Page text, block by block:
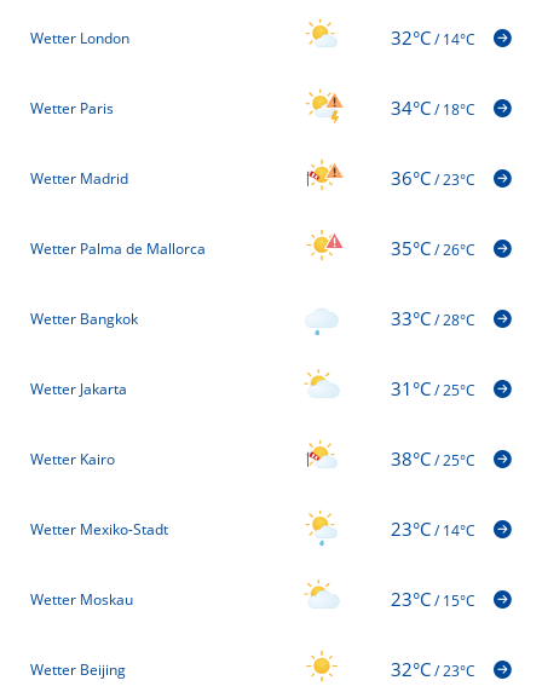
Wetter London 32°C/14°C
Wetter Paris 34°C/18°C
Wetter Madrid 36°C/23°C
Wetter Palma de Mallorca 35°C/26°C
Wetter Bangkok 33°C/28°C
Wetter Jakarta 31°C/25°C
Wetter Kairo 38°C/25°C
Wetter Mexiko-Stadt 23°C/14°C
Wetter Moskau 23°C/15°C
Wetter Beijing 32°C/23°C